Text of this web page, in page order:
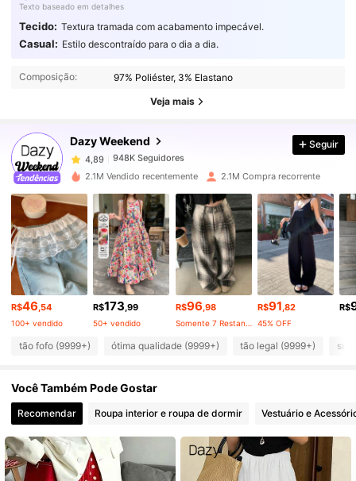
Texto baseado em detalhes
Tecido: Textura tramada com acabamento impecável.
Casual: Estilo descontraído para o dia a dia.
Composição: 97% Poliéster, 3% Elastano
Veja mais
Dazy Weekend
948K Seguidores
4,89 948K Seguidores
4,89 948K Seguidores
4,89 948K Seguidores
4,89 948K Seguidores
948K Seguidores
4,89 948K Seguidores
Seguir
2.1M Vendido recentemente 2.1M Compra recorrente
R$46 ,54
100+ vendido
R$173 ,99
50+ vendido
R$96 ,98
Somente 7 Restante
R$91 ,82
45% OFF
R$
tão fofo (9999+) ótima qualidade (9999+) tão legal (9999+)
Você Também Pode Gostar
Recomendar Roupa interior e roupa de dormir Vestuário e